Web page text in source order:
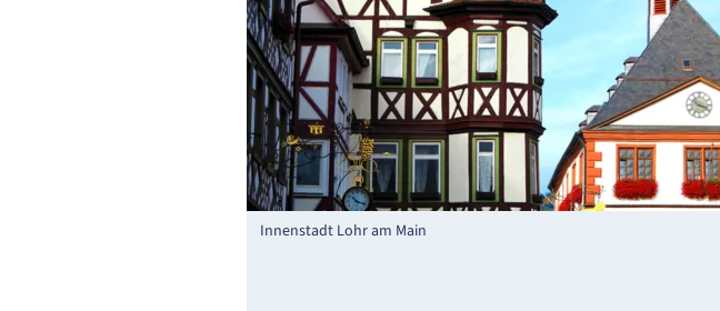
Innenstadt Lohr am Main